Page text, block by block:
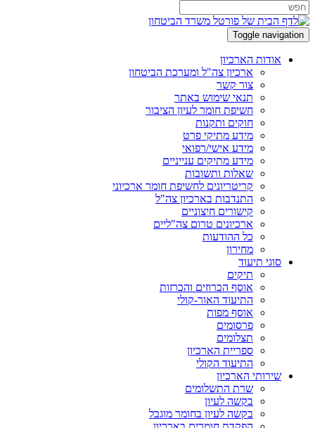
Toggle navigation
אודות הארכיון
ארכיון צה"ל ומערכת הביטחון
צור קשר
תנאי שימוש באתר
חשיפת חומר לעיון הציבור
חוקים ותקנות
מידע מתיקי פרט
מידע אישי/רפואי
מידע מתיקים ענייניים
שאלות ותשובות
קריטריונים לחשיפת חומר ארכיוני
התנדבות בארכיון צה"ל
קישורים חיצוניים
ארכיונים טרום צה"ליים
כל ההודעות
מחירון
סוגי תיעוד
תיקים
אוסף הכרוזים והכרזות
התיעוד האור-קולי
אוסף מפות
פרסומים
תצלומים
ספריית הארכיון
התיעוד הקולי
שירותי הארכיון
שרת התשלומים
בקשה לעיון
בקשה לעיון בחומר מוגבל